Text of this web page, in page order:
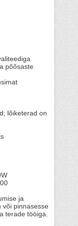
põõsaste
lõiketerad on
ja
või pinnasesse
terade tööiga.